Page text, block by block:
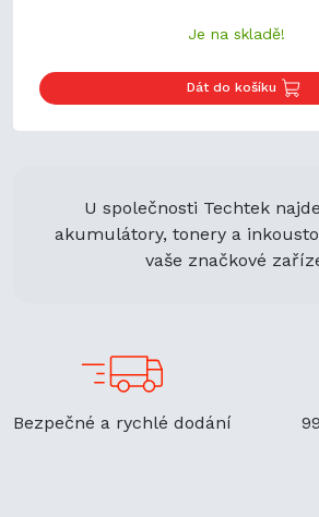
Je na skladě!
Dát do košíku
U společnosti Techtek
akumulátory, tonery a
vaše značkové
Bezpečné a rychlé dodání